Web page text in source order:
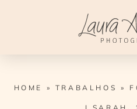
HOME » TRABALHOS »